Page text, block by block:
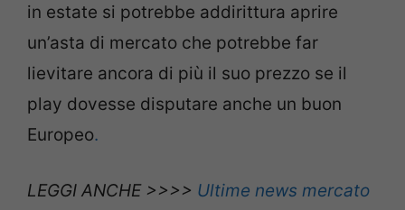
in estate si potrebbe addirittura aprire
un’asta di mercato che potrebbe far
lievitare ancora di più il suo prezzo se il
play dovesse disputare anche un buon
Europeo.
LEGGI ANCHE >>>> Ultime news mercato